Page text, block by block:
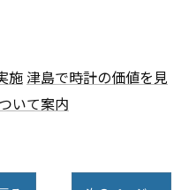
施 津島で時計の価値を見
いて案内